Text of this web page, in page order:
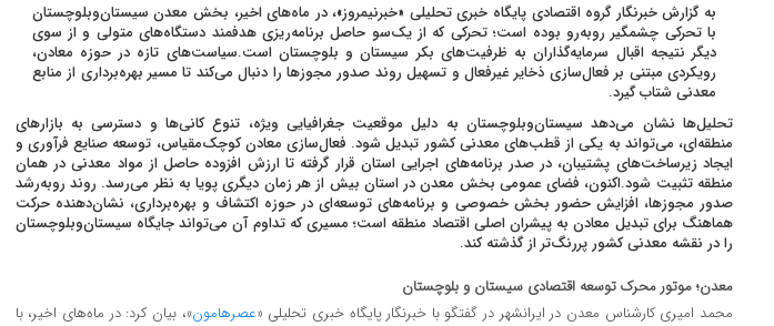
به گزارش خبرنگار گروه اقتصادی پایگاه خبری تحلیلی «خبرنیمروز»، در ماه‌های اخیر، بخش معدن سیستان‌وبلوچستان
با تحرکی چشمگیر روبه‌رو بوده است؛ تحرکی که از یک‌سو حاصل برنامه‌ریزی هدفمند دستگاه‌های متولی و از سوی
دیگر نتیجه اقبال سرمایه‌گذاران به ظرفیت‌های بکر سیستان و بلوچستان است.سیاست‌های تازه در حوزه معادن،
رویکردی مبتنی بر فعال‌سازی ذخایر غیرفعال و تسهیل روند صدور مجوزها را دنبال می‌کند تا مسیر بهره‌برداری از منابع
معدنی شتاب گیرد.
تحلیل‌ها نشان می‌دهد سیستان‌وبلوچستان به دلیل موقعیت جغرافیایی ویژه، تنوع کانی‌ها و دسترسی به بازارهای
منطقه‌ای، می‌تواند به یکی از قطب‌های معدنی کشور تبدیل شود. فعال‌سازی معادن کوچک‌مقیاس، توسعه صنایع فرآوری و
ایجاد زیرساخت‌های پشتیبان، در صدر برنامه‌های اجرایی استان قرار گرفته تا ارزش افزوده حاصل از مواد معدنی در همان
منطقه تثبیت شود.اکنون، فضای عمومی بخش معدن در استان بیش از هر زمان دیگری پویا به نظر می‌رسد. روند روبه‌رشد
صدور مجوزها، افزایش حضور بخش خصوصی و برنامه‌های توسعه‌ای در حوزه اکتشاف و بهره‌برداری، نشان‌دهنده حرکت
هماهنگ برای تبدیل معادن به پیشران اصلی اقتصاد منطقه است؛ مسیری که تداوم آن می‌تواند جایگاه سیستان‌وبلوچستان
را در نقشه معدنی کشور پررنگ‌تر از گذشته کند.
معدن؛ موتور محرک توسعه اقتصادی سیستان و بلوچستان
محمد امیری کارشناس معدن در ایرانشهر در گفتگو با خبرنگار پایگاه خبری تحلیلی «عصرهامون»، بیان کرد: در ماه‌های اخیر، با